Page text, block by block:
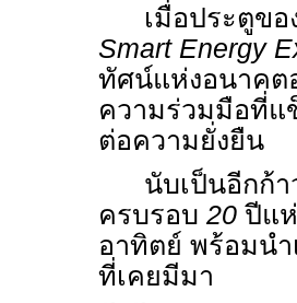
เมื่อประตูขอ
Smart Energy
ทัศน์แห่งอนาคต
ความร่วมมือที่แ
ต่อความยั่งยืน
นับเป็นอีกก้
ครบรอบ 20 ปีแ
อาทิตย์ พร้อมน
ที่เคยมีมา